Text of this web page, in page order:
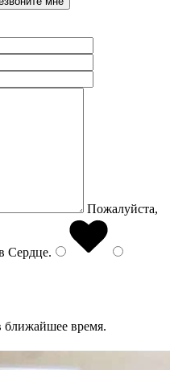
Пожалуйста,
Сердце.
время.